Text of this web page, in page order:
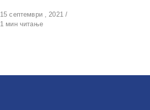
Објавено
на
15 септември , 2021
1 мин читање